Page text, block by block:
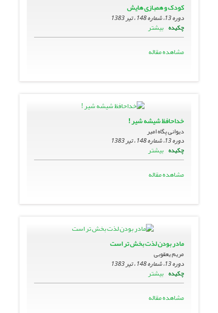
کودک و همبازى هایش
دوره 13، شماره 148 ، تیر 1383
چکیده بیشتر
مشاهده مقاله
خداحافظ شیشه شیر !
دیوانی پگاه امیر
دوره 13، شماره 148 ، تیر 1383
چکیده بیشتر
مشاهده مقاله
مادر بودن لذت بخش تر است
مریم یعقوبی
دوره 13، شماره 148 ، تیر 1383
چکیده بیشتر
مشاهده مقاله